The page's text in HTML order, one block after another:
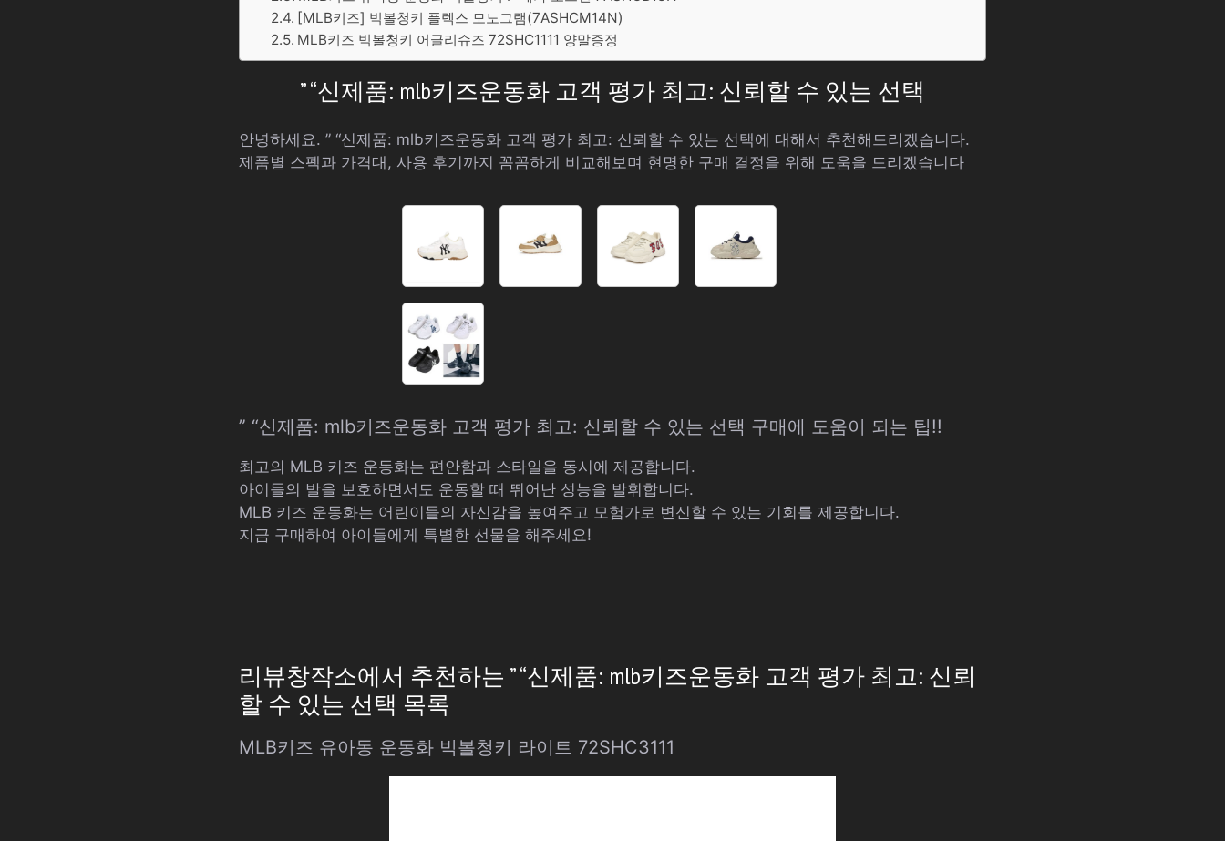
[MLB키즈] 빅볼청키 플렉스 모노그램(7ASHCM14N)
MLB키즈 빅볼청키 어글리슈즈 72SHC1111 양말증정
” “신제품: mlb키즈운동화 고객 평가 최고: 신뢰할 수 있는 선택
안녕하세요. ” “신제품: mlb키즈운동화 고객 평가 최고: 신뢰할 수 있는 선택에 대해서 추천해드리겠습니다.
제품별 스펙과 가격대, 사용 후기까지 꼼꼼하게 비교해보며 현명한 구매 결정을 위해 도움을 드리겠습니다
” “신제품: mlb키즈운동화 고객 평가 최고: 신뢰할 수 있는 선택 구매에 도움이 되는 팁!!
최고의 MLB 키즈 운동화는 편안함과 스타일을 동시에 제공합니다.
아이들의 발을 보호하면서도 운동할 때 뛰어난 성능을 발휘합니다.
MLB 키즈 운동화는 어린이들의 자신감을 높여주고 모험가로 변신할 수 있는 기회를 제공합니다.
지금 구매하여 아이들에게 특별한 선물을 해주세요!
리뷰창작소에서 추천하는 ” “신제품: mlb키즈운동화 고객 평가 최고: 신뢰
할 수 있는 선택 목록
MLB키즈 유아동 운동화 빅볼청키 라이트 72SHC3111